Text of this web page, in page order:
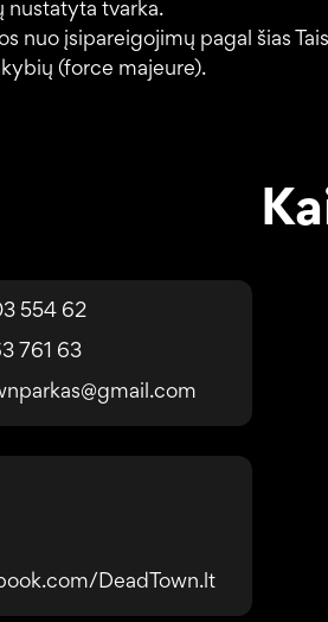
nustatyta tvarka.
nuo įsipareigojimų pagal šias
(force majeure).
554 62
761 63
DeadTown.lt